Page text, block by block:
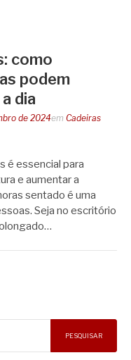
como
podem
dia
de 2024em Cadeiras
é essencial para
e aumentar a
sentado é uma
Seja no escritório
PESQUISAR